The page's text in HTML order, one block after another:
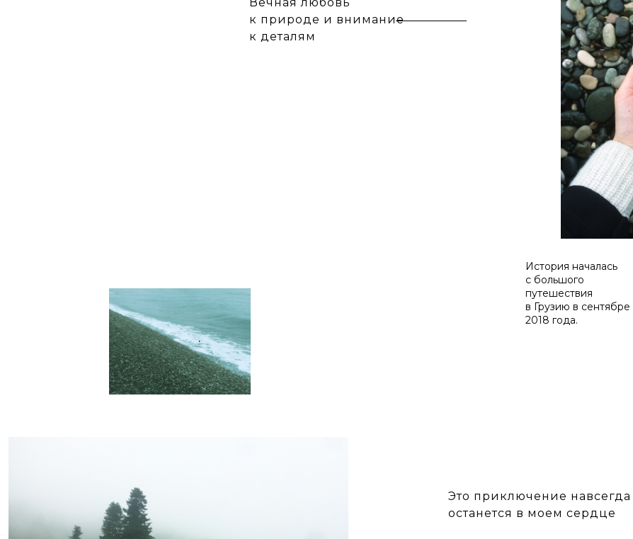
к природе и внимание
к деталям
Это приключение навсегда
останется в моем сердце
История началась
с большого
путешествия
в Грузию в сентябре
2018 года.